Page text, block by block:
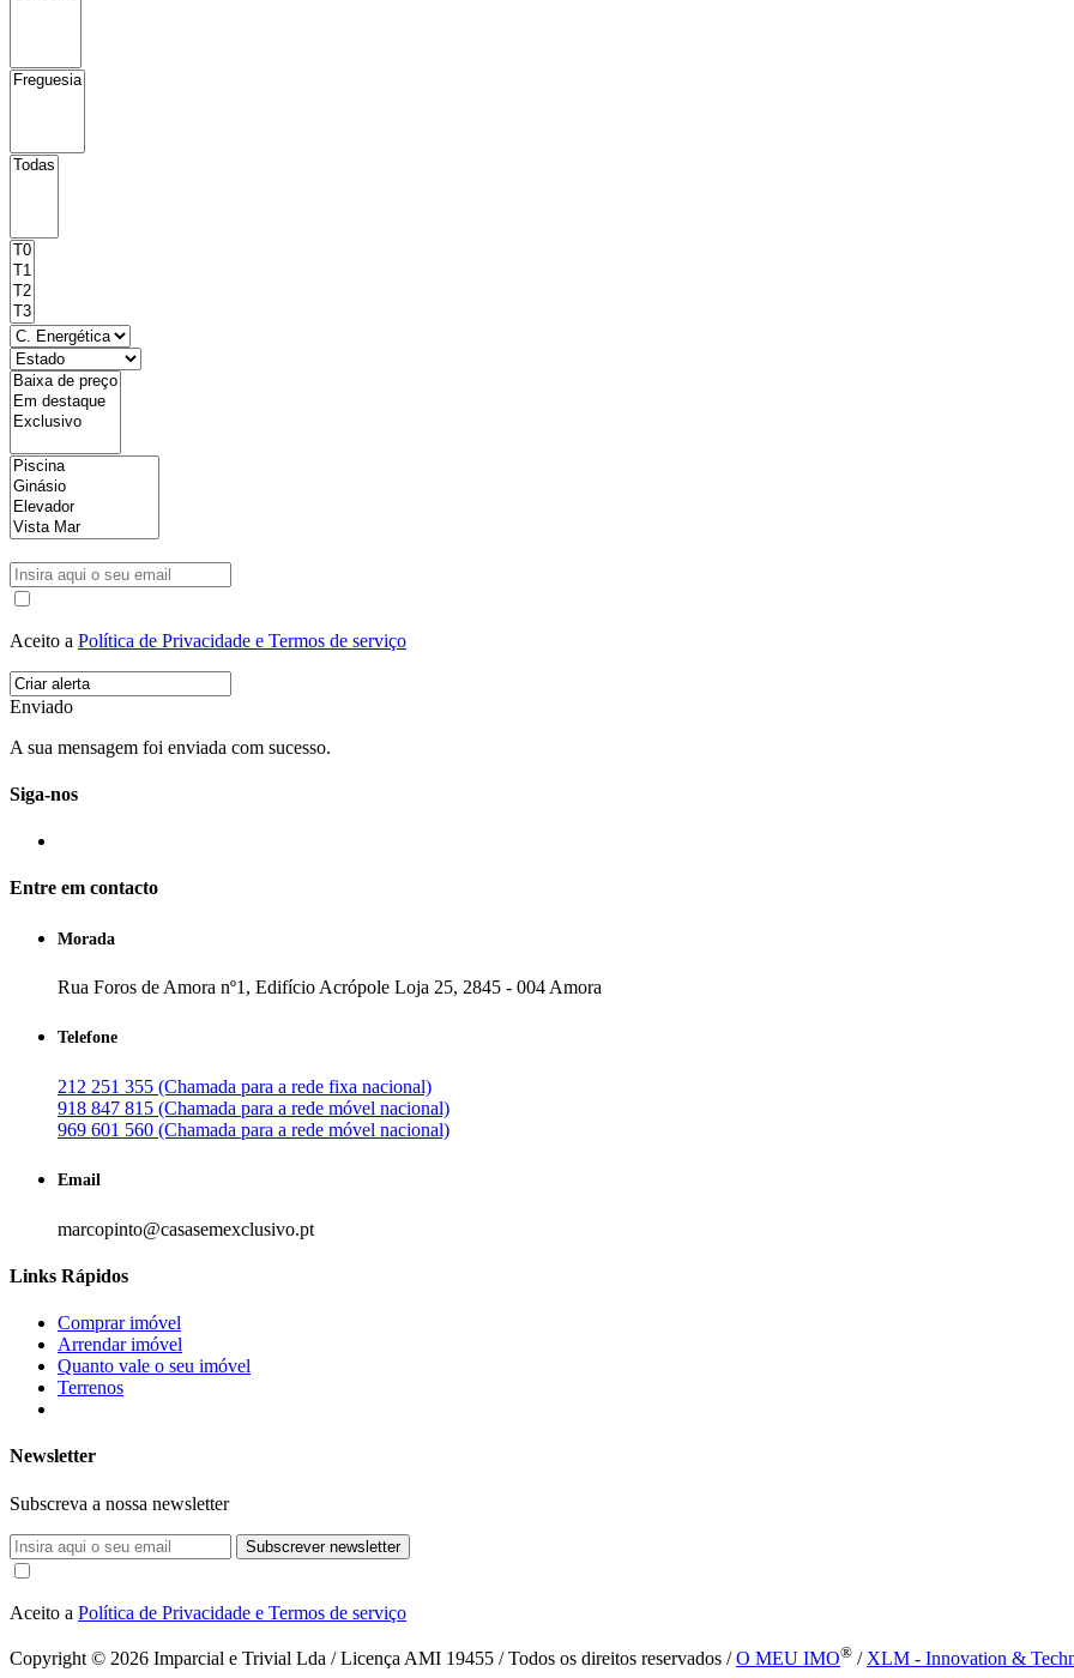
Aceito a Política de Privacidade e Termos de serviço
Enviado
A sua mensagem foi enviada com sucesso.
Siga-nos
Entre em contacto
Morada
Rua Foros de Amora nº1, Edifício Acrópole Loja 25, 2845 - 004 Amora
Telefone
212 251 355 (Chamada para a rede fixa nacional)
918 847 815 (Chamada para a rede móvel nacional)
969 601 560 (Chamada para a rede móvel nacional)
Email
marcopinto@casasemexclusivo.pt
Links Rápidos
Comprar imóvel
Arrendar imóvel
Quanto vale o seu imóvel
Terrenos
Newsletter
Subscreva a nossa newsletter
Subscrever newsletter
Aceito a Política de Privacidade e Termos de serviço
Copyright © 2026 Imparcial e Trivial Lda / Licença AMI 19455 / Todos os direitos reservados /O MEU IMO® / XLM - Innovation &